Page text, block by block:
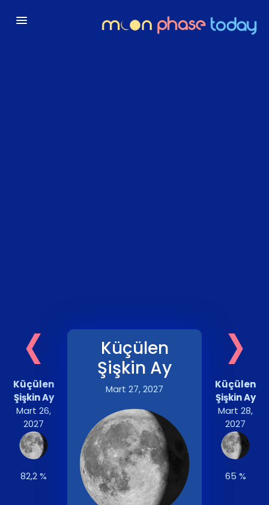
‹
Küçülen
Şişkin Ay
Mart 26,
2027
82,2 %
Küçülen
Şişkin Ay
Mart 27, 2027 ›
Küçülen
Şişkin Ay
Mart 28,
2027
65 %